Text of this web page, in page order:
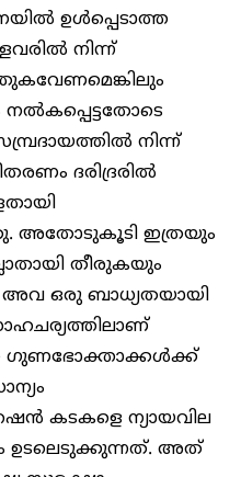
ഉൾപ്പെടാത്ത
നിന്ന്
നിന്ന്
ദരിദ്രരിൽ
അതോടുകൂടി ഇത്രയും
തീരുകയും
അവ ഒരു ബാധ്യതയായി
ഗുണഭോക്താക്കൾക്ക്
കടകളെ ന്യായവില
ഉടലെടുക്കുന്നത്. അത്